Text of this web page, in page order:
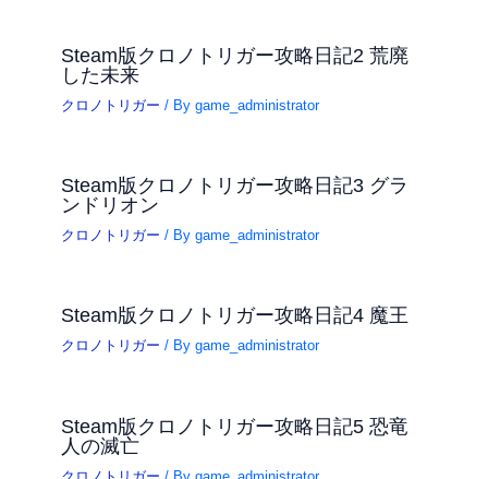
Steam版クロノトリガー攻略日記2 荒廃
した未来
クロノトリガー / Bygame_administrator
Steam版クロノトリガー攻略日記3 グラ
ンドリオン
クロノトリガー / Bygame_administrator
Steam版クロノトリガー攻略日記4 魔王
クロノトリガー / Bygame_administrator
Steam版クロノトリガー攻略日記5 恐竜
人の滅亡